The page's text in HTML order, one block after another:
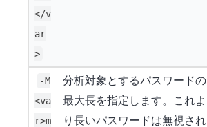
</v
ar
>
-M
<va
r>m
分析対象とするパスワードの
最大長を指定します。これよ
り長いパスワードは無視され